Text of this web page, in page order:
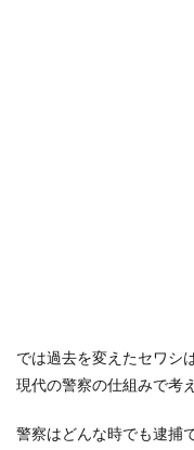
では過去を変えたセワシ
現代の警察の仕組みで考
警察はどんな時でも逮捕